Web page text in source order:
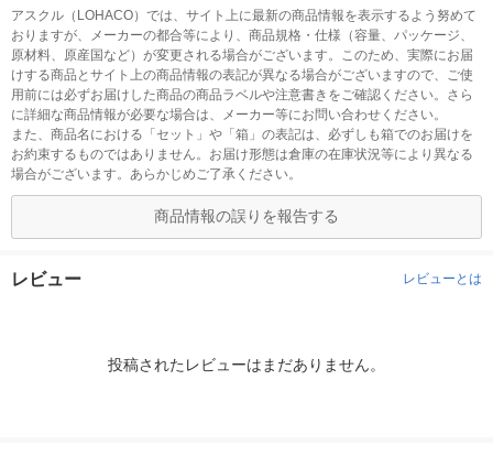
アスクル（LOHACO）では、サイト上に最新の商品情報を表示するよう努めて
おりますが、メーカーの都合等により、商品規格・仕様（容量、パッケージ、
原材料、原産国など）が変更される場合がございます。このため、実際にお届
けする商品とサイト上の商品情報の表記が異なる場合がございますので、ご使
用前には必ずお届けした商品の商品ラベルや注意書きをご確認ください。さら
に詳細な商品情報が必要な場合は、メーカー等にお問い合わせください。
また、商品名における「セット」や「箱」の表記は、必ずしも箱でのお届けを
お約束するものではありません。お届け形態は倉庫の在庫状況等により異なる
場合がございます。あらかじめご了承ください。
商品情報の誤りを報告する
レビュー レビューとは
投稿されたレビューはまだありません。